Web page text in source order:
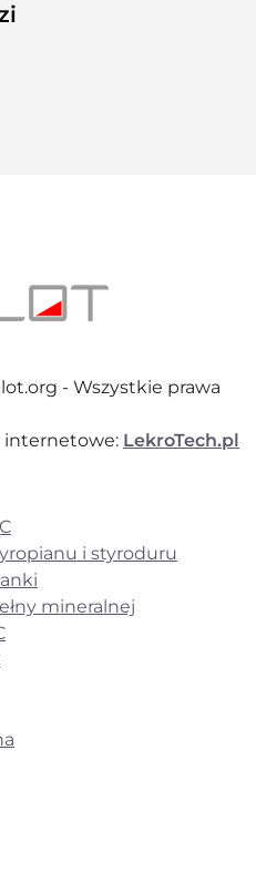
- Wszystkie prawa
internetowe: LekroTech.pl
i styroduru
mineralnej